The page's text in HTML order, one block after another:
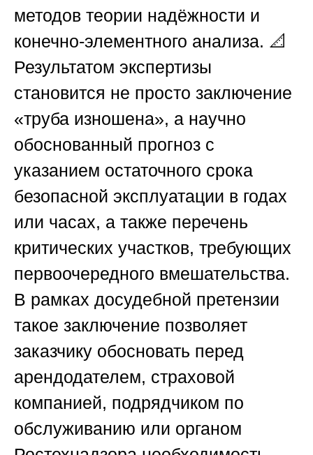
методов теории надёжности и
конечно-элементного анализа. 📐
Результатом экспертизы
становится не просто заключение
«труба изношена», а научно
обоснованный прогноз с
указанием остаточного срока
безопасной эксплуатации в годах
или часах, а также перечень
критических участков, требующих
первоочередного вмешательства.
В рамках досудебной претензии
такое заключение позволяет
заказчику обосновать перед
арендодателем, страховой
компанией, подрядчиком по
обслуживанию или органом